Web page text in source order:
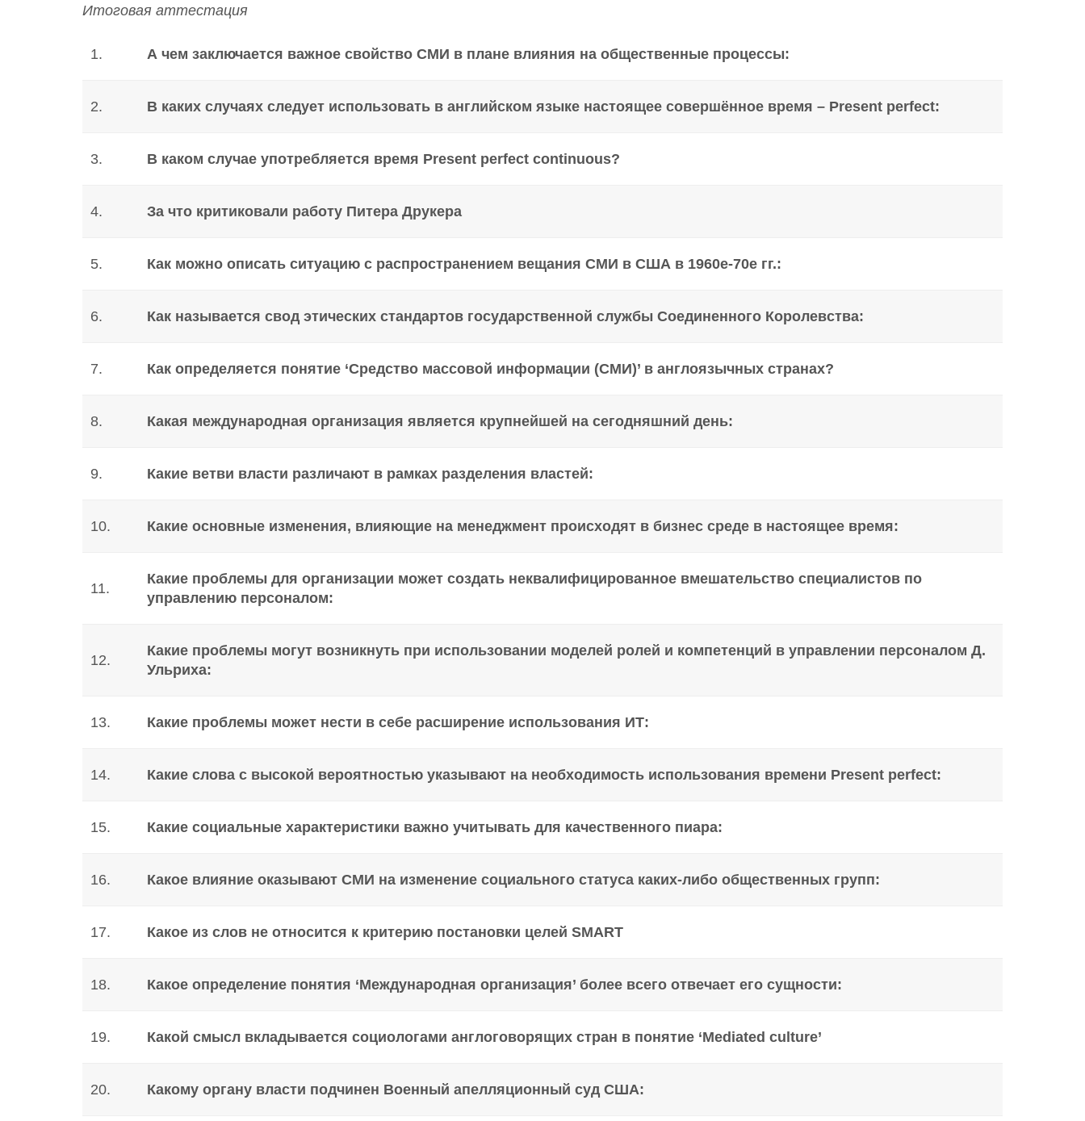
Итоговая аттестация
1. А чем заключается важное свойство СМИ в плане влияния на общественные процессы:
2. В каких случаях следует использовать в английском языке настоящее совершённое время – Present perfect:
3. В каком случае употребляется время Present perfect continuous?
4. За что критиковали работу Питера Друкера
5. Как можно описать ситуацию с распространением вещания СМИ в США в 1960е-70е гг.:
6. Как называется свод этических стандартов государственной службы Соединенного Королевства:
7. Как определяется понятие ‘Средство массовой информации (СМИ)’ в англоязычных странах?
8. Какая международная организация является крупнейшей на сегодняшний день:
9. Какие ветви власти различают в рамках разделения властей:
10. Какие основные изменения, влияющие на менеджмент происходят в бизнес среде в настоящее время:
11.
Какие проблемы для организации может создать неквалифицированное вмешательство специалистов по
управлению персоналом:
12.
Какие проблемы могут возникнуть при использовании моделей ролей и компетенций в управлении персоналом Д.
Ульриха:
13. Какие проблемы может нести в себе расширение использования ИТ:
14. Какие слова с высокой вероятностью указывают на необходимость использования времени Present perfect:
15. Какие социальные характеристики важно учитывать для качественного пиара:
16. Какое влияние оказывают СМИ на изменение социального статуса каких-либо общественных групп:
17. Какое из слов не относится к критерию постановки целей SMART
18. Какое определение понятия ‘Международная организация’ более всего отвечает его сущности:
19. Какой смысл вкладывается социологами англоговорящих стран в понятие ‘Mediated culture’
20. Какому органу власти подчинен Военный апелляционный суд США: